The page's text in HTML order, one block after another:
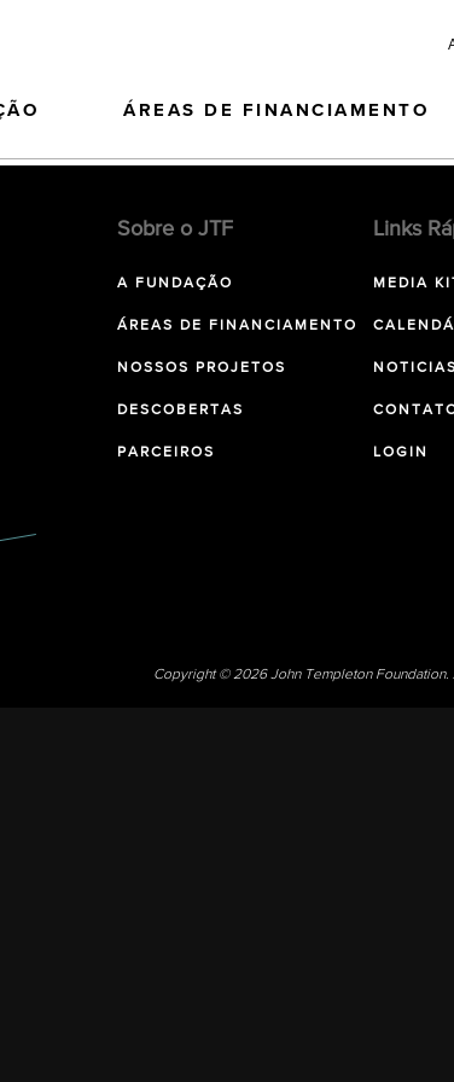
ÁREAS DE FINANCIAMENTO
Sobre o JTF
A FUNDAÇÃO
ÁREAS DE FINANCIAMENTO
NOSSOS PROJETOS
DESCOBERTAS
PARCEIROS
Links
MEDIA
NOTICIAS
LOGIN
Copyright © 2026 John Templeton